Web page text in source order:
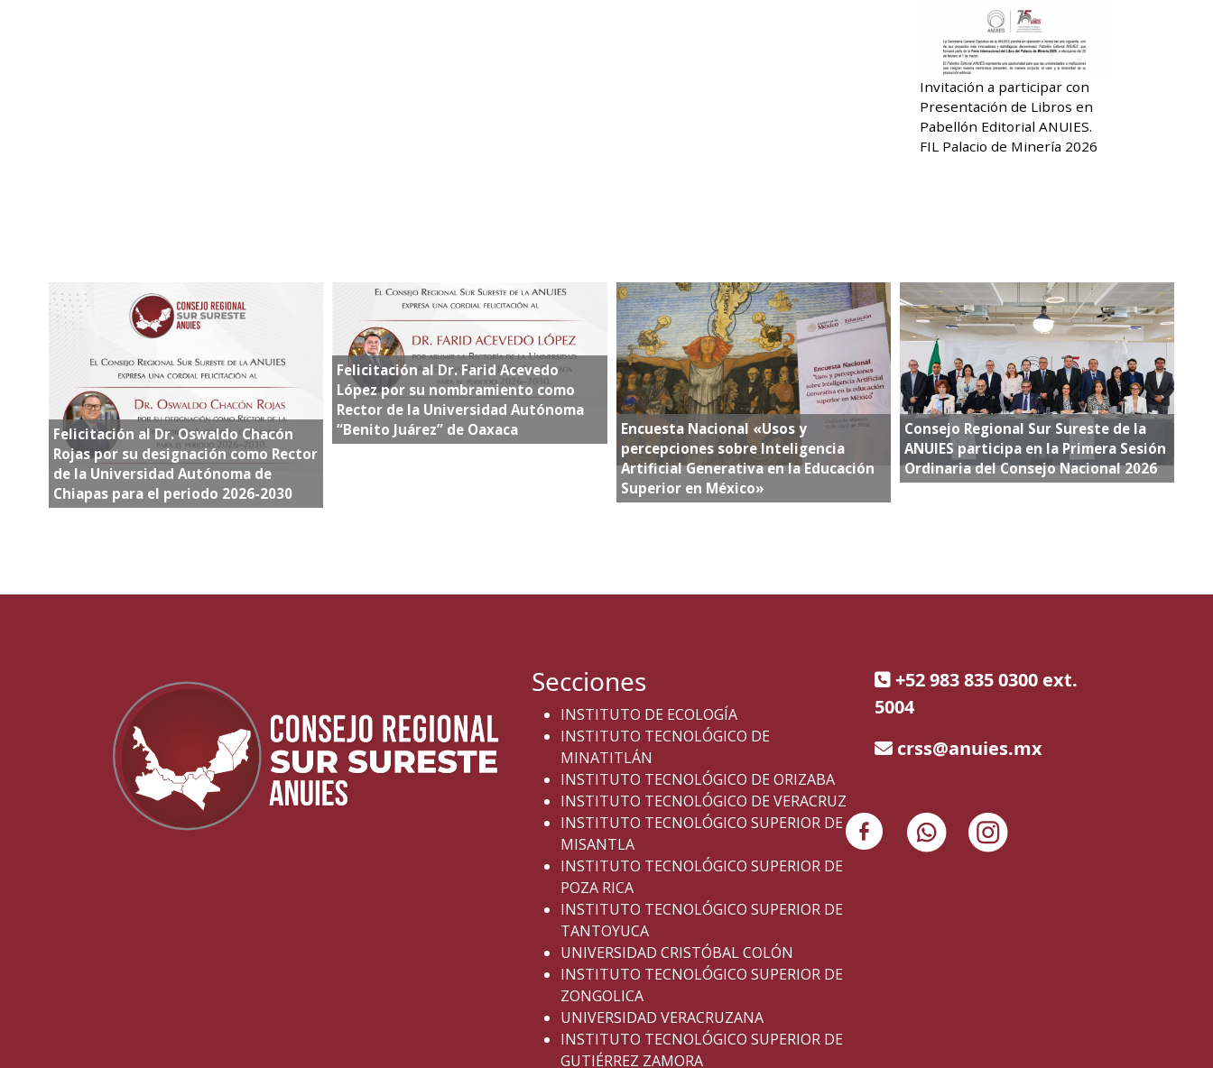
Invitación a participar con
Presentación de Libros en
Pabellón Editorial ANUIES.
FIL Palacio de Minería 2026
Felicitación al Dr. Oswaldo Chacón
Rojas por su designación como Rector
de la Universidad Autónoma de
Chiapas para el periodo 2026-2030
Felicitación al Dr. Farid Acevedo
López por su nombramiento como
Rector de la Universidad Autónoma
“Benito Juárez” de Oaxaca
Encuesta Nacional «Usos y
percepciones sobre Inteligencia
Artificial Generativa en la Educación
Superior en México»
Consejo Regional Sur Sureste de la
ANUIES participa en la Primera Sesión
Ordinaria del Consejo Nacional 2026
Secciones
INSTITUTO DE ECOLOGÍA
INSTITUTO TECNOLÓGICO DE
MINATITLÁN
INSTITUTO TECNOLÓGICO DE ORIZABA
INSTITUTO TECNOLÓGICO DE VERACRUZ
INSTITUTO TECNOLÓGICO SUPERIOR DE
MISANTLA
INSTITUTO TECNOLÓGICO SUPERIOR DE
POZA RICA
INSTITUTO TECNOLÓGICO SUPERIOR DE
TANTOYUCA
UNIVERSIDAD CRISTÓBAL COLÓN
INSTITUTO TECNOLÓGICO SUPERIOR DE
ZONGOLICA
UNIVERSIDAD VERACRUZANA
INSTITUTO TECNOLÓGICO SUPERIOR DE
GUTIÉRREZ ZAMORA
+52 983 835 0300 ext.
5004
crss@anuies.mx